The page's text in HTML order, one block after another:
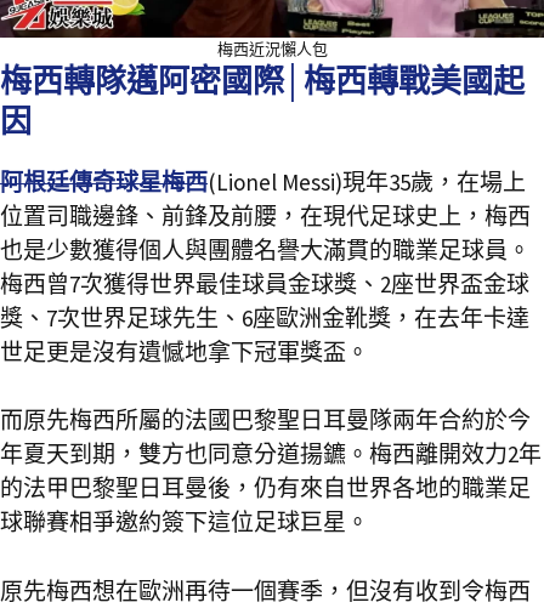
梅西近況懶人包
梅西轉隊邁阿密國際│梅西轉戰美國起
因
阿根廷傳奇球星梅西(Lionel Messi)現年35歲，在場上
位置司職邊鋒、前鋒及前腰，在現代足球史上，梅西
也是少數獲得個人與團體名譽大滿貫的職業足球員。
梅西曾7次獲得世界最佳球員金球獎、2座世界盃金球
獎、7次世界足球先生、6座歐洲金靴獎，在去年卡達
世足更是沒有遺憾地拿下冠軍獎盃。
而原先梅西所屬的法國巴黎聖日耳曼隊兩年合約於今
年夏天到期，雙方也同意分道揚鑣。梅西離開效力2年
的法甲巴黎聖日耳曼後，仍有來自世界各地的職業足
球聯賽相爭邀約簽下這位足球巨星。
原先梅西想在歐洲再待一個賽季，但沒有收到令梅西